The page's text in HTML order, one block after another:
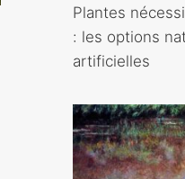
Plantes
: les options
artificielles